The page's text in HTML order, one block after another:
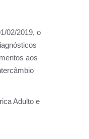
02/2019, o
aos
Adulto e